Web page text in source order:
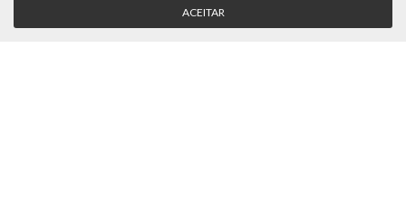
Visão, Missão e Valores
Recuperar Password
ACEITAR